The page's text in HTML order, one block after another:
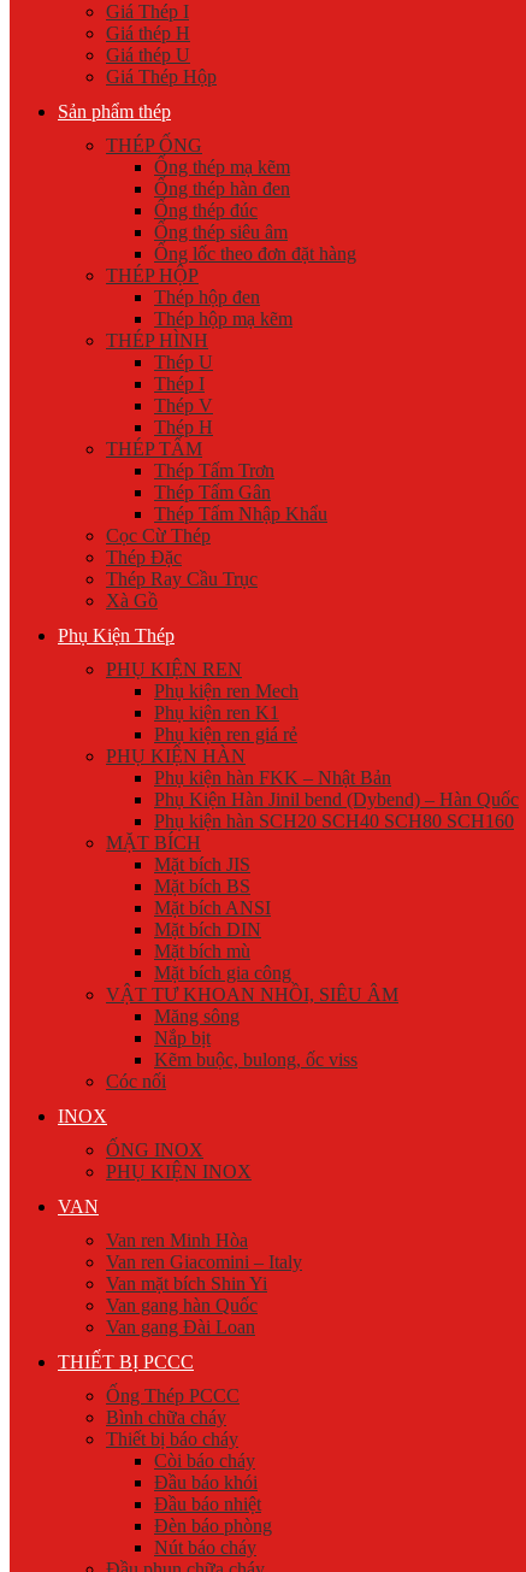
Giá Thép I
Giá thép H
Giá thép U
Giá Thép Hộp
Sản phẩm thép
THÉP ỐNG
Ống thép mạ kẽm
Ống thép hàn đen
Ống thép đúc
Ống thép siêu âm
Ống lốc theo đơn đặt hàng
THÉP HỘP
Thép hộp đen
Thép hộp mạ kẽm
THÉP HÌNH
Thép U
Thép I
Thép V
Thép H
THÉP TẤM
Thép Tấm Trơn
Thép Tấm Gân
Thép Tấm Nhập Khẩu
Cọc Cừ Thép
Thép Đặc
Thép Ray Cầu Trục
Xà Gồ
Phụ Kiện Thép
PHỤ KIỆN REN
Phụ kiện ren Mech
Phụ kiện ren K1
Phụ kiện ren giá rẻ
PHỤ KIỆN HÀN
Phụ kiện hàn FKK – Nhật Bản
Phụ Kiện Hàn Jinil bend (Dybend) – Hàn Quốc
Phụ kiện hàn SCH20 SCH40 SCH80 SCH160
MẶT BÍCH
Mặt bích JIS
Mặt bích BS
Mặt bích ANSI
Mặt bích DIN
Mặt bích mù
Mặt bích gia công
VẬT TƯ KHOAN NHỒI, SIÊU ÂM
Măng sông
Nắp bịt
Kẽm buộc, bulong, ốc viss
Cóc nối
INOX
ỐNG INOX
PHỤ KIỆN INOX
VAN
Van ren Minh Hòa
Van ren Giacomini – Italy
Van mặt bích Shin Yi
Van gang hàn Quốc
Van gang Đài Loan
THIẾT BỊ PCCC
Ống Thép PCCC
Bình chữa cháy
Thiết bị báo cháy
Còi báo cháy
Đầu báo khói
Đầu báo nhiệt
Đèn báo phòng
Nút báo cháy